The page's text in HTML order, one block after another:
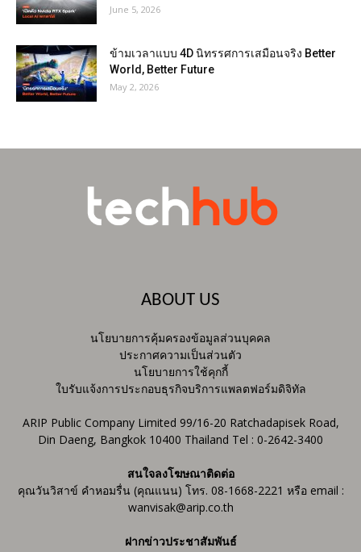
June 5, 2026
ข้ามเวลาแบบ 4D นิทรรศการเสมือนจริง Better
World, Better Future
May 2, 2026
ABOUT US
นโยบายการคุ้มครองข้อมูลส่วนบุคคล
ประกาศความเป็นส่วนตัว
นโยบายการใช้คุกกี้
ใบรับแจ้งการประกอบธุรกิจบริการแพลตฟอร์มดิจิทัล
ARIP Public Company Limited 99/16-20 Ratchadapisek Road,
Din Daeng, Bangkok 10400 Thailand Tel : 0-2642-3400
สนใจลงโฆษณาติดต่อ
คุณวันวิสาข์ คำหอมรื่น (คุณแนน) โทร. 08-1668-2221 หรือ email :
wanvisak@arip.co.th
ฝากข่าวประชาสัมพันธ์